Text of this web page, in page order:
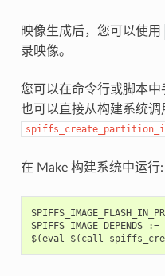
映像生成后，您可以使用
录映像。
您可以在命令行或脚本中
也可以直接从构建系统调
在 Make 构建系统中运行:
SPIFFS_IMAGE_DEPENDS